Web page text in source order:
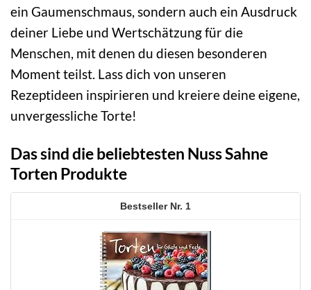
ein Gaumenschmaus, sondern auch ein Ausdruck
deiner Liebe und Wertschätzung für die
Menschen, mit denen du diesen besonderen
Moment teilst. Lass dich von unseren
Rezeptideen inspirieren und kreiere deine eigene,
unvergessliche Torte!
Das sind die beliebtesten Nuss Sahne
Torten Produkte
1